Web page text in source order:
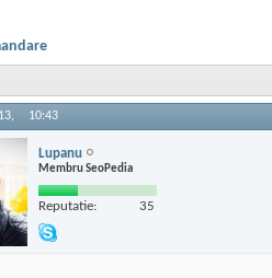
10:43
Lupanu
Membru SeoPedia
Reputatie: 35